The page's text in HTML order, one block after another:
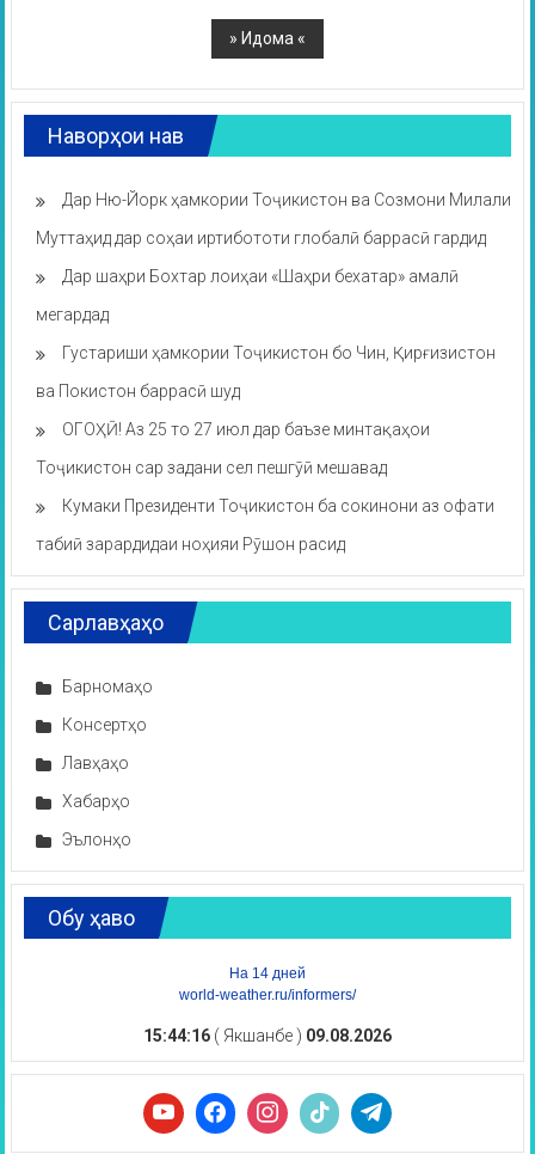
Наворҳои нав
Дар Ню-Йорк ҳамкории Тоҷикистон ва Созмони Милали
Муттаҳид дар соҳаи иртибототи глобалӣ баррасӣ гардид
Дар шаҳри Бохтар лоиҳаи «Шаҳри бехатар» амалӣ
мегардад
Густариши ҳамкории Тоҷикистон бо Чин, Қирғизистон
ва Покистон баррасӣ шуд
ОГОҲӢ! Аз 25 то 27 июл дар баъзе минтақаҳои
Тоҷикистон сар задани сел пешгӯӣ мешавад
Кумаки Президенти Тоҷикистон ба сокинони аз офати
табиӣ зарардидаи ноҳияи Рӯшон расид
Сарлавҳаҳо
Барномаҳо
Консертҳо
Лавҳаҳо
Хабарҳо
Эълонҳо
Обу ҳаво
На 14 дней
world-weather.ru/informers/
15:44:17 ( Якшанбе ) 09.08.2026